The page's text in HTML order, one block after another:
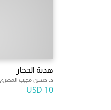
هدية الحجاز
د. حسين مجيب المصرى
10 USD